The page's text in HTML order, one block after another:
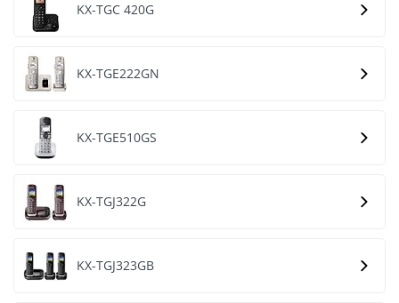
KX-TGC 420G
KX-TGE222GN
KX-TGE510GS
KX-TGJ322G
KX-TGJ323GB